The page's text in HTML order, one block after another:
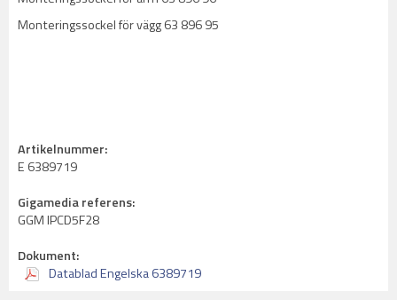
Monteringssockel för vägg 63 896 95
Artikelnummer:
E 6389719
Gigamedia referens:
GGM IPCD5F28
Dokument:
Datablad Engelska 6389719